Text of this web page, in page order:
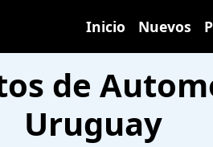
Inicio Nuevos
de
Uruguay